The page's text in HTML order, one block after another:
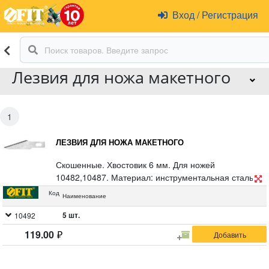
Вход /Регистрация
Лезвия для ножа макетного
1
ЛЕЗВИЯ ДЛЯ НОЖА МАКЕТНОГО
Скошенные. Хвостовик 6 мм. Для ножей
10482,10487. Материал: инструментальная сталь.
Упаковка: блистер.
Код Наименование
10492 5 шт.
119.00